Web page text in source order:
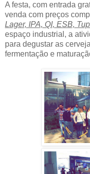
A festa, com entrada
venda com preços
Lager, IPA, QI, ESB,
espaço industrial, a
para degustar as
fermentação e